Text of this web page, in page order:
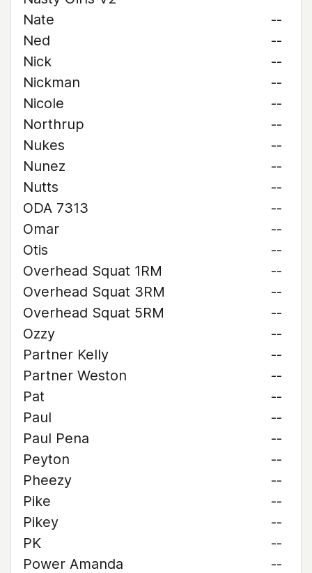
Nate
--
Ned
--
Nick
--
Nickman
--
Nicole
--
Northrup
--
Nukes
--
Nunez
--
Nutts
--
ODA 7313
--
Omar
--
Otis
--
Overhead Squat 1RM
--
Overhead Squat 3RM
--
Overhead Squat 5RM
--
Ozzy
--
Partner Kelly
--
Partner Weston
--
Pat
--
Paul
--
Paul Pena
--
Peyton
--
Pheezy
--
Pike
--
Pikey
--
PK
--
Power Amanda
--